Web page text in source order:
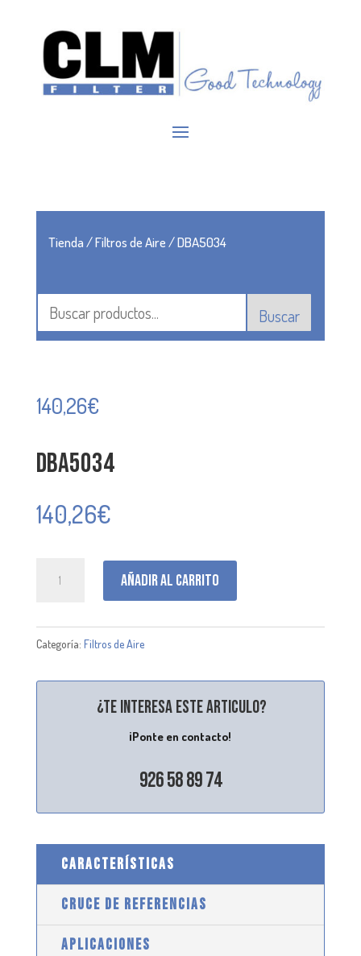
Tienda/Filtros de Aire/ DBA5034
Buscar
140,26€
DBA5034
140,26€
Añadir al carrito
Categoría: Filtros de Aire
¿Te interesa este articulo?
¡Ponte en contacto!
926 58 89 74
CARACTERÍSTICAS
CRUCE DE REFERENCIAS
APLICACIONES